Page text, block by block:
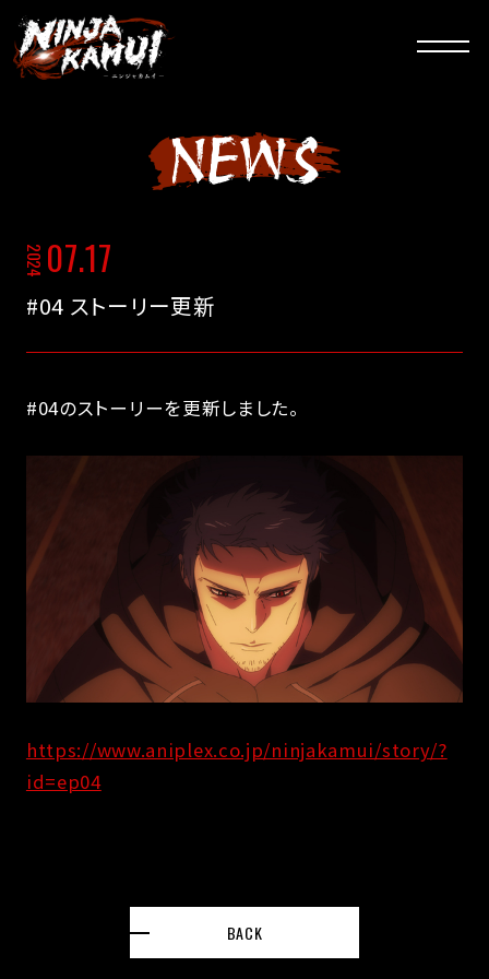
NEWS
2024 07.17
#04 ストーリー更新
#04のストーリーを更新しました。
https://www.aniplex.co.jp/ninjakamui/story/?
id=ep04
BACK